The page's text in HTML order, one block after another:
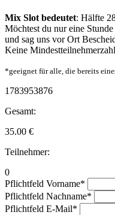
Mix Slot bedeutet: Hälfte
Möchtest du nur eine
und sag uns vor Ort
Keine
*geeignet für alle, die bereits
1783953876
Gesamt:
35.00 €
Teilnehmer:
0
Pflichtfeld Vorname*
Pflichtfeld Nachname*
Pflichtfeld E-Mail*